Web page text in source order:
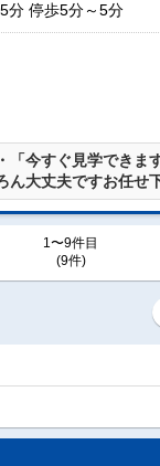
5分 停歩5分～5分
「今すぐ見学できま
大丈夫ですお任せ
1〜9件目
(9件)